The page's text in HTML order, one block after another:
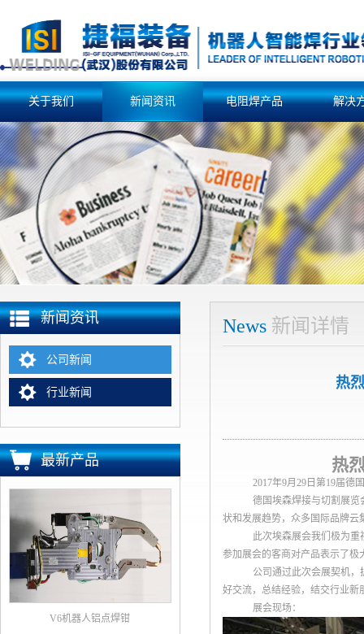
关于我们 新闻资讯 电阻焊产品 解决
新闻资讯
公司新闻
行业新闻
最新产品
V6机器人铝点焊钳
News 新闻详情
热
热
2017年9月 29 日第19届德
德国埃森焊接与切割展
状和发展趋势，众多国际品牌云
此次埃森展会我们极为
参加展会的客商对产品表示了极
公司通过此次会展契机
好交流，总结经验，结交行业新
展会现场：